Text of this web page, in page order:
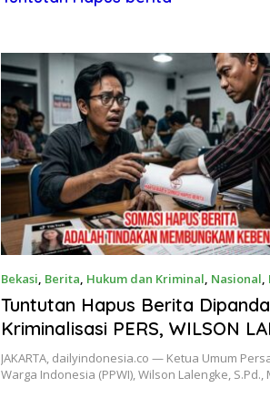
Bekasi, Berita, Hukum dan Kriminal, Nasional,
Juni 2026
Tuntutan Hapus Berita
Kriminalisasi PERS, WILSON
Tolak Somasi MARTIN
POLISI & Laporkan Dugaan
JAKARTA, dailyindonesia.co — Ketua Umum
Warga Indonesia (PPWI), Wilson Lalengke, S.Pd.,